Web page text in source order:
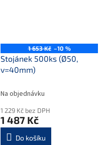
1 653 Kč –10 %
Stojánek 500ks (Ø50,
v=40mm)
Na objednávku
1 229 Kč bez DPH
1 487 Kč
Do košíku